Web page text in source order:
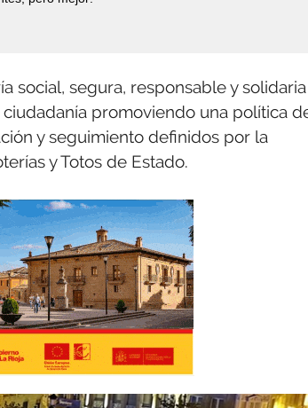
social, segura, responsable y solidaria
promoviendo una política
y seguimiento definidos por la
y Totos de Estado.